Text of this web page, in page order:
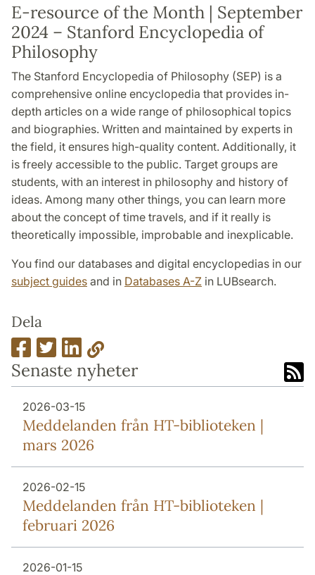
E-resource of the Month | September
2024 – Stanford Encyclopedia of
Philosophy
The Stanford Encyclopedia of Philosophy (SEP) is a
comprehensive online encyclopedia that provides in-
depth articles on a wide range of philosophical topics
and biographies. Written and maintained by experts in
the field, it ensures high-quality content. Additionally, it
is freely accessible to the public. Target groups are
students, with an interest in philosophy and history of
ideas. Among many other things, you can learn more
about the concept of time travels, and if it really is
theoretically impossible, improbable and inexplicable.
You find our databases and digital encyclopedias in our
subject guides and in Databases A-Z in LUBsearch.
Dela
Senaste nyheter
2026-03-15
Meddelanden från HT-biblioteken |
mars 2026
2026-02-15
Meddelanden från HT-biblioteken |
februari 2026
2026-01-15